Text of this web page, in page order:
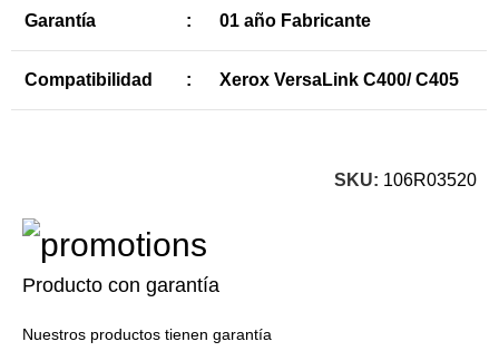
Garantía : 01 año Fabricante
Compatibilidad : Xerox VersaLink C400/ C405
SKU: 106R03520
Producto con garantía
Nuestros productos tienen garantía